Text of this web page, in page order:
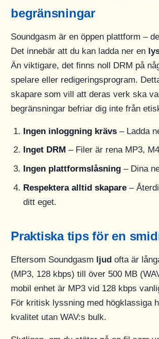
begränsningar
Soundgasm är en öppen plattform –
Det innebär att du kan ladda ner en
Än viktigare, det finns noll DRM på
spelare eller redigeringsprogram.
skapare som vill att deras verk ska
begränsningar befriar dig inte från
Ingen inloggning krävs – Ladda
Inget DRM – Filer är rena MP3,
Ingen plattformslåsning – Dina
Respektera alltid skapare –
ditt eget.
Praktiska tips för en
Eftersom Soundgasm ljud ofta är
(MP3, 128 kbps) till över 500 MB
mobil enhet är MP3 vid 128 kbps
För kritisk lyssning med högklassiga
kvalitet utan WAV:s bulk.